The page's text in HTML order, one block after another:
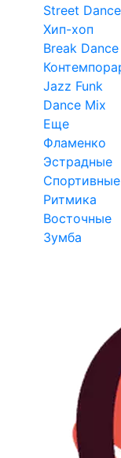
Street Dance
Хип-хоп
Break Dance
Jazz Funk
Dance Mix
Еще
Фламенко
Эстрадные
Ритмика
Восточные
Зумба